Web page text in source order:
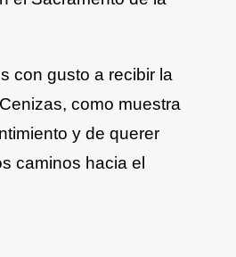
con gusto a recibir la
como muestra
y de querer
caminos hacia el